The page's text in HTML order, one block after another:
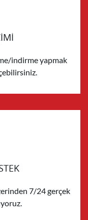
indirme yapmak
7/24 gerçek